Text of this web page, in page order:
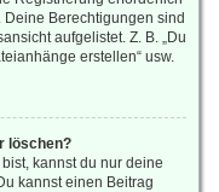
Berechtigungen sind
aufgelistet. Z. B. „Du
erstellen“ usw.
löschen?
kannst du nur deine
kannst einen Beitrag